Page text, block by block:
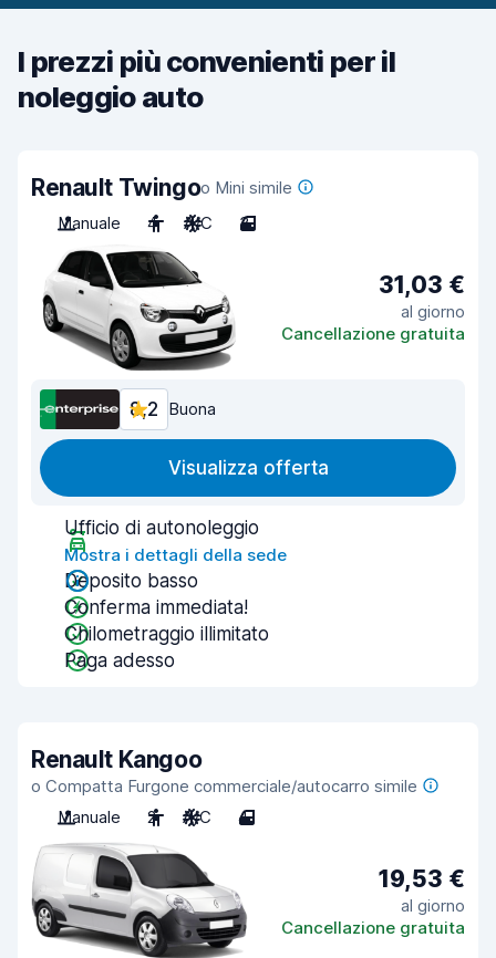
I prezzi più convenienti per il
noleggio auto
Renault Twingoo Mini simile
Manuale
4 A/C 3
31,03 €
al giorno
Cancellazione gratuita
8,2 Buona
Visualizza offerta
Ufficio di autonoleggio
Mostra i dettagli della sede
Deposito basso
Conferma immediata!
Chilometraggio illimitato
Paga adesso
Renault Kangoo
o Compatta Furgone commerciale/autocarro simile
Manuale
2 A/C 4
19,53 €
al giorno
Cancellazione gratuita